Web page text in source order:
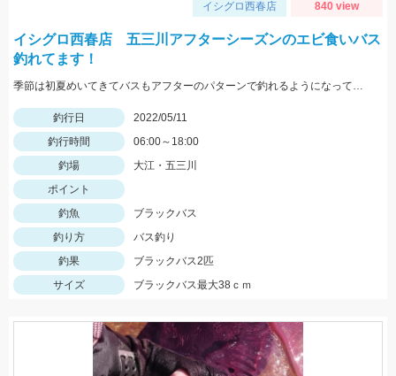
イシグロ西春店 840 view
イシグロ西春店 五三川アフターシーズンのエビ食いバス
釣れてます！
季節は初夏めいてきてバスもアフターのパターンで釣れるようになってきました！この時期の鉄板はエビパターン！ヤマセンコ―や沈み蟲、MPSのノーシンカーが効果バツグンですよ！
釣行日
2022/05/11
釣行時間
06:00～18:00
釣場
大江・五三川
ポイント
釣魚
ブラックバス
釣り方
バス釣り
釣果
ブラックバス2匹
サイズ
ブラックバス最大38ｃｍ